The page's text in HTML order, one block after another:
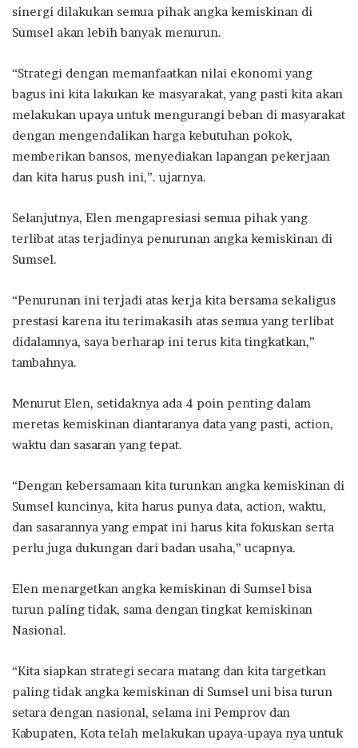
sinergi dilakukan semua pihak angka kemiskinan di
Sumsel akan lebih banyak menurun.
“Strategi dengan memanfaatkan nilai ekonomi yang
bagus ini kita lakukan ke masyarakat, yang pasti kita akan
melakukan upaya untuk mengurangi beban di masyarakat
dengan mengendalikan harga kebutuhan pokok,
memberikan bansos, menyediakan lapangan pekerjaan
dan kita harus push ini,”. ujarnya.
Selanjutnya, Elen mengapresiasi semua pihak yang
terlibat atas terjadinya penurunan angka kemiskinan di
Sumsel.
“Penurunan ini terjadi atas kerja kita bersama sekaligus
prestasi karena itu terimakasih atas semua yang terlibat
didalamnya, saya berharap ini terus kita tingkatkan,”
tambahnya.
Menurut Elen, setidaknya ada 4 poin penting dalam
meretas kemiskinan diantaranya data yang pasti, action,
waktu dan sasaran yang tepat.
“Dengan kebersamaan kita turunkan angka kemiskinan di
Sumsel kuncinya, kita harus punya data, action, waktu,
dan sasarannya yang empat ini harus kita fokuskan serta
perlu juga dukungan dari badan usaha,” ucapnya.
Elen menargetkan angka kemiskinan di Sumsel bisa
turun paling tidak, sama dengan tingkat kemiskinan
Nasional.
“Kita siapkan strategi secara matang dan kita targetkan
paling tidak angka kemiskinan di Sumsel uni bisa turun
setara dengan nasional, selama ini Pemprov dan
Kabupaten, Kota telah melakukan upaya-upaya nya untuk